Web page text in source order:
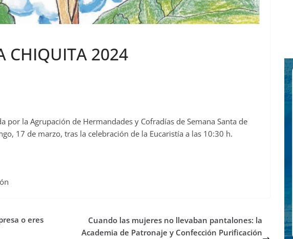
CHIQUITA 2024
por la Agrupación de Hermandades y Cofradías de Semana Santa de
17 de marzo, tras la celebración de la Eucaristía a las 10:30 h.
o eres
Cuando las mujeres no llevaban pantalones: la
Academia de Patronaje y Confección Purificación